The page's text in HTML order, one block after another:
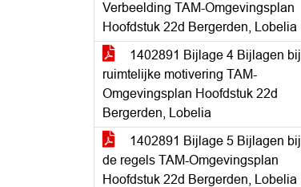
Verbeelding TAM-Omgevingsplan
Hoofdstuk 22d Bergerden, Lobelia
1402891 Bijlage 4 Bijlagen bij
ruimtelijke motivering TAM-
Omgevingsplan Hoofdstuk 22d
Bergerden, Lobelia
1402891 Bijlage 5 Bijlagen bij
de regels TAM-Omgevingsplan
Hoofdstuk 22d Bergerden, Lobelia